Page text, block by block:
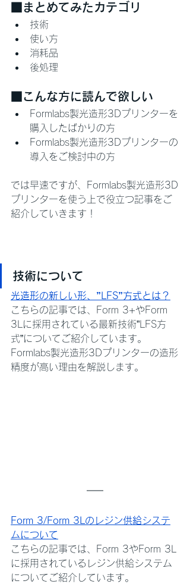
■まとめてみたカテゴリ
技術
使い方
消耗品
後処理
■こんな方に読んで欲しい
Formlabs製光造形3Dプリンターを
購入したばかりの方
Formlabs製光造形3Dプリンターの
導入をご検討中の方
では早速ですが、Formlabs製光造形3D
プリンターを使う上で役立つ記事をご
紹介していきます！
技術について
光造形の新しい形、”LFS”方式とは？
こちらの記事では、Form 3+やForm
3Lに採用されている最新技術”LFS方
式”についてご紹介しています。
Formlabs製光造形3Dプリンターの造形
精度が高い理由を解説します。
Form 3/Form 3Lのレジン供給システ
ムについて
こちらの記事では、Form 3やForm 3L
に採用されているレジン供給システム
についてご紹介しています。